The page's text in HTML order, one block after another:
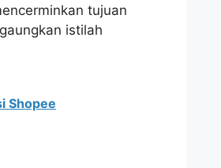
tujuan
istilah
Shopee